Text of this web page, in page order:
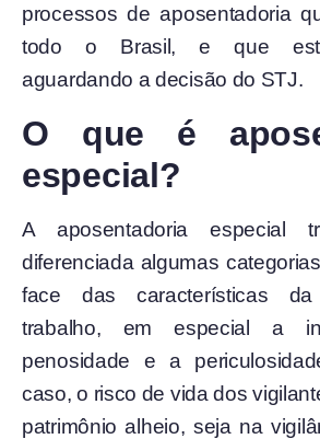
processos de aposentadoria
todo o Brasil, e que
aguardando a decisão do STJ.
O que é
especial?
A aposentadoria especial
diferenciada algumas
face das características
trabalho, em especial a
penosidade e a
caso, o risco de vida dos
patrimônio alheio, seja na